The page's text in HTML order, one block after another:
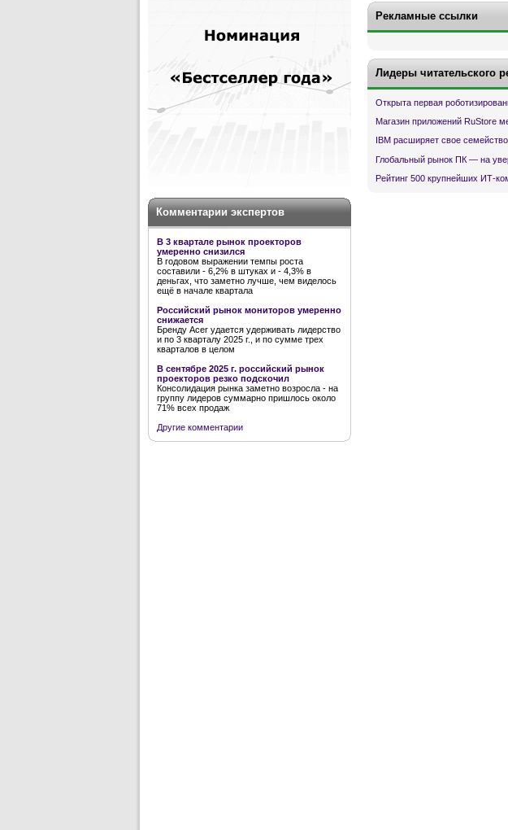
Комментарии экспертов
В 3 квартале рынок проекторов
умеренно снизился
В годовом выражении темпы роста
составили - 6,2% в штуках и - 4,3% в
деньгах, что заметно лучше, чем виделось
ещё в начале квартала
Российский рынок мониторов умеренно
снижается
Бренду Acer удается удерживать лидерство
и по 3 кварталу 2025 г., и по сумме трех
кварталов в целом
В сентябре 2025 г. российский рынок
проекторов резко подскочил
Консолидация рынка заметно возросла - на
группу лидеров суммарно пришлось около
71% всех продаж
Другие комментарии
Рекламные ссылки
Лидеры читательского
Открыта первая
Магазин приложений RuStore
IBM расширяет свое
Глобальный рынок ПК — на
Рейтинг 500 крупнейших ИТ-